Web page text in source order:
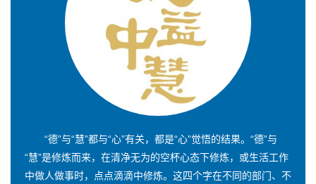
“德”与“慧”都与“心”有关，都是“心”觉悟的结果。“德”与
“慧”是修炼而来，在清净无为的空杯心态下修炼，或生活工作
中做人做事时，点点滴滴中修炼。这四个字在不同的部门、不